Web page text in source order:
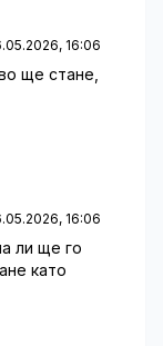
16:06
ще стане,
16:06
ли ще го
като